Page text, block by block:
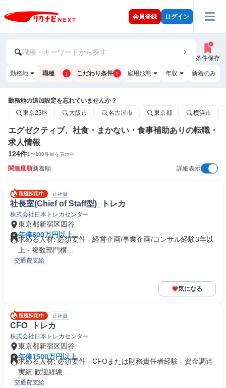
会員登録 ログイン
職種・キーワードから探す
条件保存
勤務地 職種 1 こだわり条件 1 雇用形態 年収 新着のみ
勤務地の追加設定を忘れていませんか？
東京23区
大阪市 名古屋市 東京都 横浜市
エグゼクティブ、社食・まかない・食事補助ありの転職・
求人情報
124件1〜100件目を表示中
関連度順新着順 詳細表示
正社員
社長室(Chief of Staff型)_トレカ
株式会社日本トレカセンター
東京都新宿区四谷
年俸800万円以上
求める人材: 必須要件 - 経営企画/事業企画/コンサル経験3年以
上 - 複数部門横...
交通費支給
気になる
正社員
CFO_トレカ
株式会社日本トレカセンター
東京都新宿区四谷
年俸1500万円以上
求める人材: 必須要件 - CFOまたは財務責任者経験 - 資金調達
実績 歓迎経験...
交通費支給